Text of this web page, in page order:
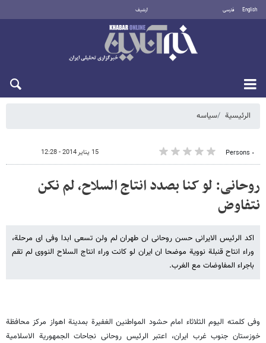
English فارسی أرشيف
الرئيسية سیاسه
٠ Persons 15 يناير 2014 - 12:28
روحانی: لو کنا بصدد انتاج السلاح، لم نکن
نتفاوض
اکد الرئیس الایرانی حسن روحانی ان طهران لم ولن تسعى ابدا وفی ای مرحلة،
وراء انتاح قنبلة نوویة موضحا ان ایران لو کانت وراء انتاج السلاح النووی لم تقم
باجراء المفاوضات مع الغرب.
وفی کلمته الیوم الثلاثاء امام حشود المواطنین الغفیرة بمدینة اهواز مرکز محافظة
خوزستان جنوب غرب ایران، اعتبر الرئیس روحانی نجاحات الجمهوریة الاسلامیة